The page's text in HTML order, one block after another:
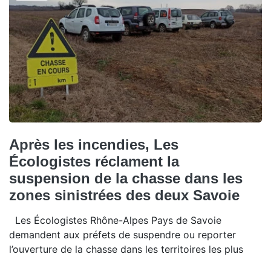
Après les incendies, Les
Écologistes réclament la
suspension de la chasse dans les
zones sinistrées des deux Savoie
Les Écologistes Rhône-Alpes Pays de Savoie
demandent aux préfets de suspendre ou reporter
l’ouverture de la chasse dans les territoires les plus